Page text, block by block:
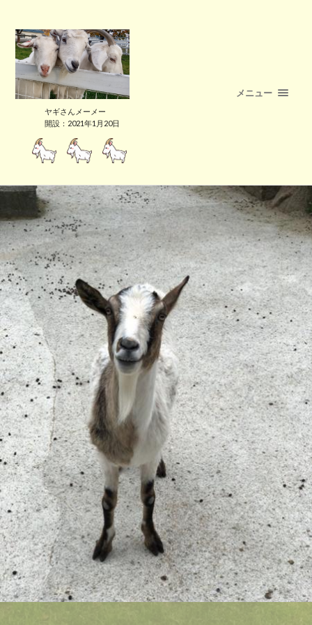
ヤギさんメーメー
開設：2021年1月20日
メニュー